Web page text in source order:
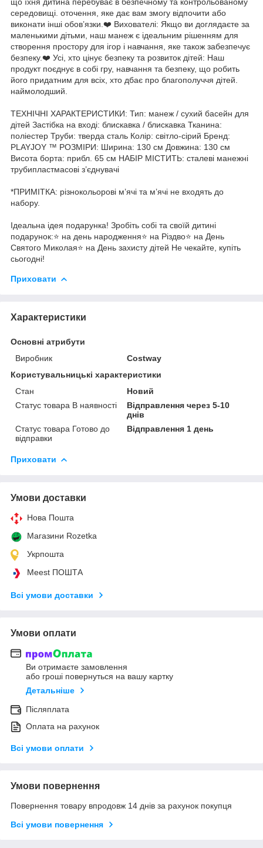
середовищі. оточення, яке дає вам змогу відпочити або
виконати інші обов’язки.❤️ Вихователі: Якщо ви доглядаєте за
маленькими дітьми, наш манеж є ідеальним рішенням для
створення простору для ігор і навчання, яке також забезпечує
безпеку.❤️ Усі, хто цінує безпеку та розвиток дітей: Наш
продукт поєднує в собі гру, навчання та безпеку, що робить
його придатним для всіх, хто дбає про благополуччя дітей.
наймолодший.
ТЕХНІЧНІ ХАРАКТЕРИСТИКИ: Тип: манеж / сухий басейн для
дітей Застібка на вході: блискавка / блискавка Тканина:
поліестер Труби: тверда сталь Колір: світло-сірий Бренд:
PLAYJOY ™ РОЗМІРИ: Ширина: 130 см Довжина: 130 см
Висота борта: прибл. 65 см НАБІР МІСТИТЬ: сталеві манежні
трубипластмасові з’єднувачі
*ПРИМІТКА: різнокольорові м’ячі та м’ячі не входять до
набору.
Ідеальна ідея подарунка! Зробіть собі та своїй дитині
подарунок:⭐ на день народження⭐ на Різдво⭐ на День
Святого Миколая⭐ на День захисту дітей Не чекайте, купіть
сьогодні!
Приховати
Характеристики
Основні атрибути
Виробник
Costway
Користувальницькі характеристики
Стан
Новий
Статус товара В наявності
Відправлення через 5-10
днів
Статус товара Готово до
відправки
Відправлення 1 день
Приховати
Умови доставки
Нова Пошта
Магазини Rozetka
Укрпошта
Meest ПОШТА
Всі умови доставки
Умови оплати
Ви отримаєте замовлення
або гроші повернуться на вашу картку
Детальніше
Післяплата
Оплата на рахунок
Всі умови оплати
Умови повернення
Повернення товару впродовж 14 днів за рахунок покупця
Всі умови повернення